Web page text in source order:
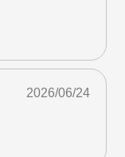
2026/06/24